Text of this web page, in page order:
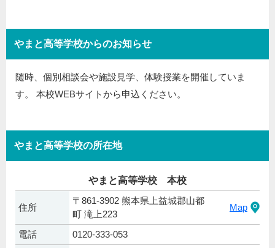
やまと高等学校からのお知らせ
随時、個別相談会や施設見学、体験授業を開催していま
す。 本校WEBサイトから申込ください。
やまと高等学校の所在地
やまと高等学校 本校
住所
〒861-3902 熊本県上益城郡山都
町 滝上223
Map
電話 0120-333-053